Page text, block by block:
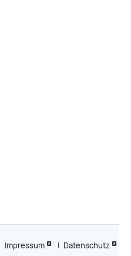
Impressum | Datenschutz